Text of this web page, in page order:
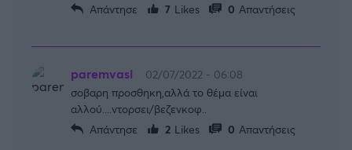
Απάντησε
7 Likes 0 Απαντήσεις
paremvasi
02/07/2022 - 06:08
σοβαρη προσθηκη,αλλά το θέμα είναι
αλλού....ντορσει/βεζενκοφ..
Απάντησε
2 Likes 0 Απαντήσεις